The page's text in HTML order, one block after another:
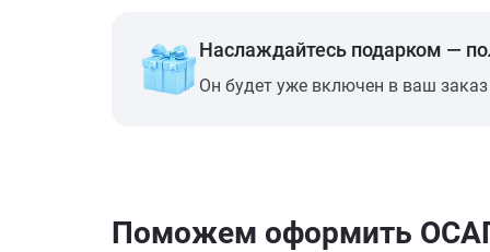
Наслаждайтесь подарком —
Он будет уже включен в ваш
Поможем оформить